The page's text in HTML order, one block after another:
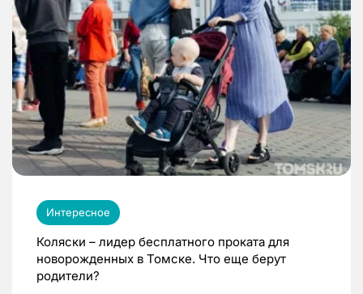
Интересное
Коляски – лидер бесплатного проката для
новорожденных в Томске. Что еще берут
родители?